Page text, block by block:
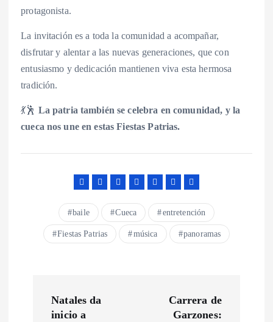
protagonista.
La invitación es a toda la comunidad a acompañar,
disfrutar y alentar a las nuevas generaciones, que con
entusiasmo y dedicación mantienen viva esta hermosa
tradición.
💃🕺 La patria también se celebra en comunidad, y la
cueca nos une en estas Fiestas Patrias.
baile Cueca entretención
Fiestas Patrias música panoramas
Natales da
inicio a
Carrera de
Garzones: